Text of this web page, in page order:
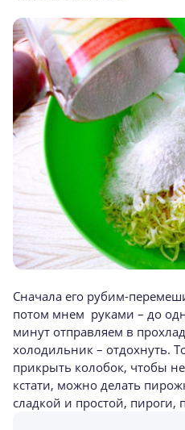
Сначала его рубим-
потом мнем руками – до
минут отправляем в
холодильник – отдохнуть.
прикрыть колобок, чтобы не
кстати, можно делать
сладкой и простой, пироги,